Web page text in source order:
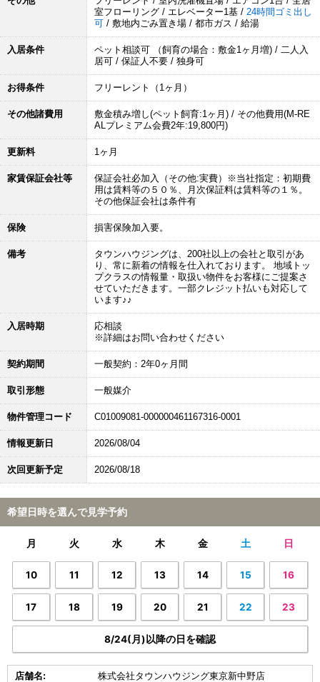
室フローリング / エレベーター1基 / 24時間ゴミ出し
可 / 敷地内ごみ置き場 / 都市ガス / 給湯
入居条件
ペット相談可 （飼育の場合：敷金1ヶ月増) / 二人入
居可 / 保証人不要 / 独身可
お得条件 フリーレント（1ヶ月）
その他諸費用
敷金積み増し(ペット飼育:1ヶ月) / その他費用(M-RE
ALプレミアム会費2年:19,800円)
更新料 1ヶ月
家賃保証会社等
保証会社必加入（その他:実費）※当社指定：初期費
用は賃料等の５０％、月次保証料は賃料等の１％。
その他保証会社は条件有
保険 損害保険加入要。
備考
タウンハウジングは、200社以上の会社と取引があ
り、常に新着の情報を仕入れております。 地域トッ
プクラスの情報量・取扱い物件をお客様にご提案さ
せていただきます。一部クレジット払いも対応して
います♪♪
入居時期
応相談
※詳細はお問い合わせください
契約期間 一般契約：2年0ヶ月間
取引形態 一般媒介
物件管理コード C01009081-000000461167316-0001
情報更新日 2026/08/04
次回更新予定 2026/08/18
希望日時を選んで見学予約
月 火 水 木 金 土 日
10 11 12 13 14 15 16
17 18 19 20 21 22 23
8/24(月)以降の日を確認
店舗名: 株式会社タウンハウジング東京新中野店